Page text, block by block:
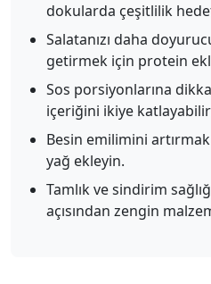
dokularda çeşitlilik
Salatanızı daha
getirmek için protein
Sos porsiyonlarına
içeriğini ikiye
Besin emilimini
yağ ekleyin.
Tamlık ve sindirim
açısından zengin